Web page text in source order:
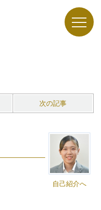
次の記事
自己紹介へ